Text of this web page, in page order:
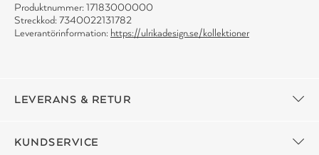
Produktnummer: 17183000000
Streckkod: 7340022131782
Leverantörinformation: https://ulrikadesign.se/kollektioner
LEVERANS & RETUR
KUNDSERVICE